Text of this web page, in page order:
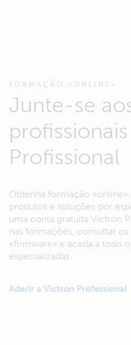
FORMAÇÃO «ONLINE»
Junte-se
Profissional
Obtenha formação «online»
produtos e soluções por
uma conta gratuita Victron
nas formações, consultar
«firmware» e aceda a todo
especializadas.
Aderir a Victron Professional